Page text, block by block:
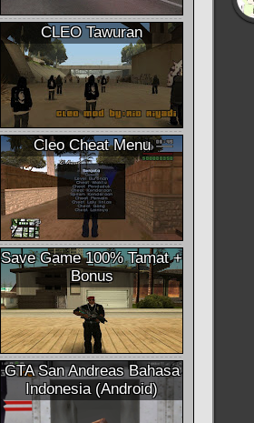
CLEO Tawuran
Cleo Cheat Menu
Save Game 100% Tamat +
Bonus
GTA San Andreas Bahasa
Indonesia (Android)